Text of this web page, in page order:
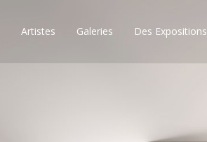
Artistes Galeries Des Expositions